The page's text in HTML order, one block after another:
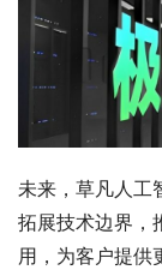
未来，草凡人工
拓展技术边界，
用，为客户提供